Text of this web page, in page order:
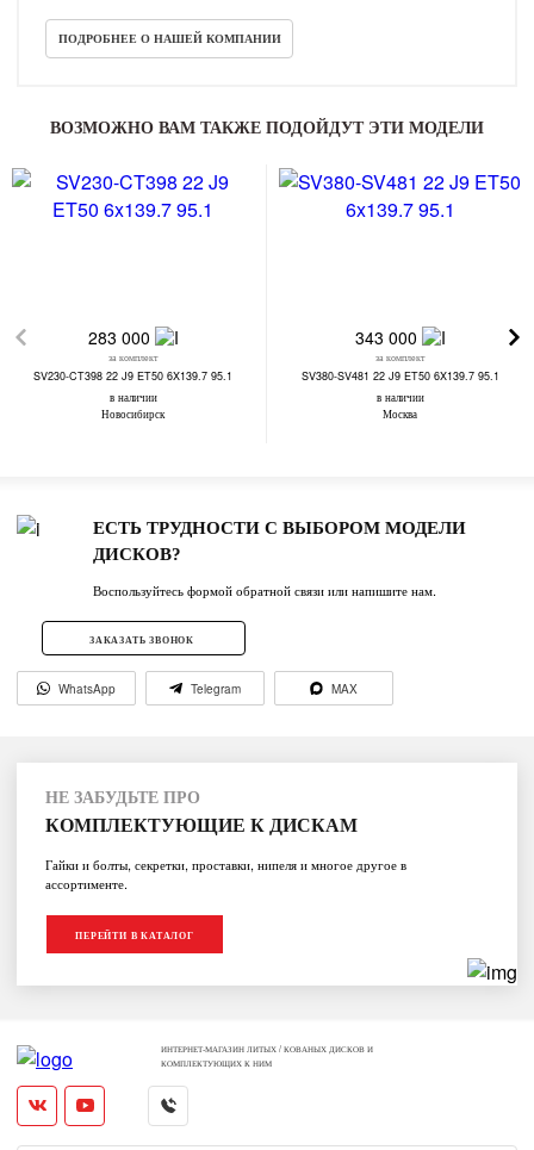
ПОДРОБНЕЕ О НАШЕЙ КОМПАНИИ
ВОЗМОЖНО ВАМ ТАКЖЕ ПОДОЙДУТ ЭТИ МОДЕЛИ
283 000
за комплект
SV230-CT398 22 J9 ET50 6X139.7 95.1
в наличии
Новосибирск
343 000
за комплект
SV380-SV481 22 J9 ET50 6X139.7 95.1
в наличии
Москва
ЕСТЬ ТРУДНОСТИ С ВЫБОРОМ МОДЕЛИ
ДИСКОВ?
Воспользуйтесь формой обратной связи или напишите нам.
ЗАКАЗАТЬ ЗВОНОК
WhatsApp Telegram MAX
НЕ ЗАБУДЬТЕ ПРО
КОМПЛЕКТУЮЩИЕ К ДИСКАМ
Гайки и болты, секретки, проставки, нипеля и многое другое в
ассортименте.
ПЕРЕЙТИ В КАТАЛОГ
ИНТЕРНЕТ-МАГАЗИН ЛИТЫХ / КОВАНЫХ ДИСКОВ И
КОМПЛЕКТУЮЩИХ К НИМ